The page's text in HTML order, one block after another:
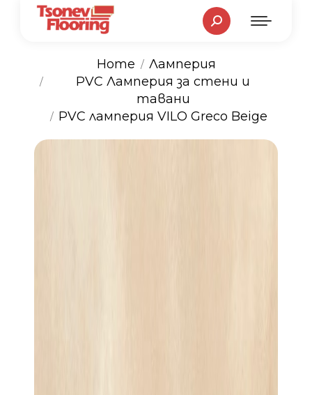
Search:
You are here:
Home
Ламперия
PVC Ламперия за стени и
тавани
PVC ламперия VILO Greco Beige